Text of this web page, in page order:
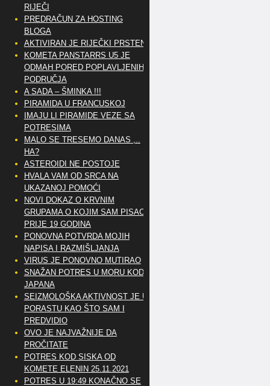
RIJEČI
PREDRAČUN ZA HOSTING
BLOGA
AKTIVIRAN JE RIJEČKI PRSTEN
KOMETA PANSTARRS U5 JE
ODMAH PORED POPLAVLJENIH
PODRUČJA
A SADA – ŠMINKA !!!
PIRAMIDA U FRANCUSKOJ
IMAJU LI PIRAMIDE VEZE SA
POTRESIMA
MALO SE TRESEMO DANAS ,..
HA?
ASTEROIDI NE POSTOJE
HVALA VAM OD SRCA NA
UKAZANOJ POMOĆI
NOVI DOKAZ O KRVNIM
GRUPAMA O KOJIM SAM PISAO
PRIJE 19 GODINA
PONOVNA POTVRDA MOJIH
NAPISA I RAZMIŠLJANJA
VIRUS JE PONOVNO MUTIRAO
SNAŽAN POTRES U MORU KOD
JAPANA
SEIZMOLOŠKA AKTIVNOST JE U
PORASTU KAO ŠTO SAM I
PREDVIDIO
OVO JE NAJVAŽNIJE DA
PROČITATE
POTRES KOD SISKA OD
KOMETE ELENIN 25.11.2021
POTRES U 19:49 KONAČNO SE